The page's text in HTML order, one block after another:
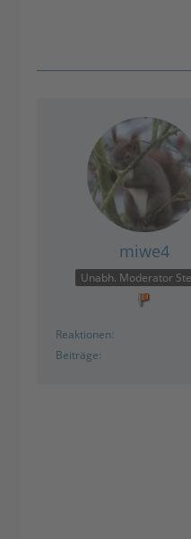
miwe4
Reaktionen
Beiträge